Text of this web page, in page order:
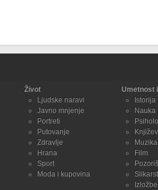
Život
Ljudske naravi
Javno mnjenje
Portreti
Putovanje
Zdravlje
Hrana
Sport
Moda i kupovina
Umetnost
Istorija
Nauka
Muzika
Film
Izložbe